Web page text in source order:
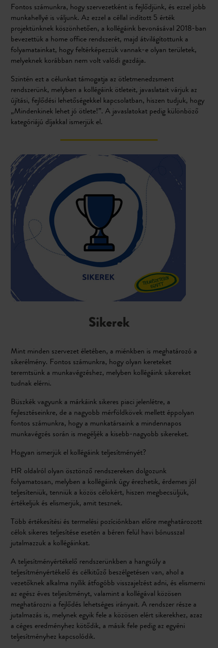
Fontos számunkra, hogy szervezetként is fejlődjünk, és ezzel jobb
munkahellyé is váljunk. Az ezzel a céllal indított 5 érték
projektünknek köszönhetően, a kollégáink bevonásával 2018-ban
bevezettük a home office rendszerét, majd átvilágítottunk a
folyamatainkat, hogy feltérképezzük vannak-e olyan területek,
melyeknek korábban nem volt valódi gazdája.
Szintén ezt a célunkat támogatja az ötletmenedzsment
rendszerünk, melyben a kollégáink ötleteit, javaslatait várjuk az
újítási, fejlődési lehetőségekkel kapcsolatban, hiszen tudjuk, hogy
„Mindenkinek lehet jó ötlete!”. A javaslatokat pedig különböző
kategóriájú díjakkal ismerjük el.
Sikerek
Mint minden szervezet életében, a miénkben is meghatározó a
sikerélmény. Fontos számunkra, hogy olyan kereteket
teremtsünk a munkavégzéshez, melyben kollégáink sikereket
tudnak elérni.
Büszkék vagyunk a márkáink sikeres piaci jelenlétre, a
fejlesztéseinkre, de a nagyobb mérföldkövek mellett éppolyan
fontos számunkra, hogy a munkatársaink a mindennapos
munkavégzés során is megéljék a kisebb-nagyobb sikereket.
Hogyan ismerjük el kollégáink teljesítményét?
HR oldalról olyan ösztönző rendszereken dolgozunk
folyamatosan, melyben a kollégáink úgy érezhetik, érdemes jól
teljesíteniük, tenniük a közös célokért, hiszen megbecsüljük,
értékeljük és elismerjük, amit tesznek.
Több értékesítési és termelési pozíciónkban előre meghatározott
célok sikeres teljesítése esetén a béren felül havi bónusszal
jutalmazzuk a kollégáinkat.
A teljesítményértékelő rendszerünkben a hangsúly a
teljesítményértékelő és célkitűző beszélgetésen van, ahol a
vezetőknek alkalma nyílik átfogóbb visszajelzést adni, és elismerni
az egész éves teljesítményt, valamint a kollégával közösen
meghatározni a fejlődés lehetséges irányait. A rendszer része a
jutalmazás is, melynek egyik fele a közösen elért sikerekhez, azaz
a céges eredményhez kötődik, a másik fele pedig az egyéni
teljesítményhez kapcsolódik.